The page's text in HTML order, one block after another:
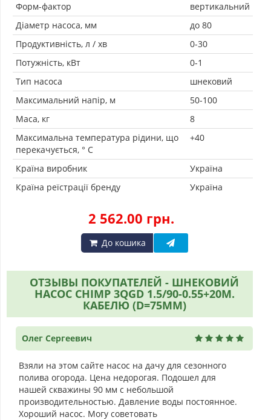
Форм-фактор
вертикальний
Діаметр насоса, мм
до 80
Продуктивність, л / хв
0-30
Потужність, кВт
0-1
Тип насоса
шнековий
Максимальний напір, м
50-100
Маса, кг
8
Максимальна температура рідини, що
перекачується, ° C
+40
Країна виробник
Україна
Країна реїстрації бренду
Україна
2 562.00 грн.
До кошика
ОТЗЫВЫ ПОКУПАТЕЛЕЙ - ШНЕКОВИЙ
НАСОС CHIMP 3QGD 1.5/90-0.55+20М.
КАБЕЛЮ (D=75ММ)
Олег Сергеевич
Взяли на этом сайте насос на дачу для сезонного
полива огорода. Цена недорогая. Подошел для
нашей скважины 90 мм с небольшой
производительностью. Давление воды постоянное.
Хороший насос. Могу советовать